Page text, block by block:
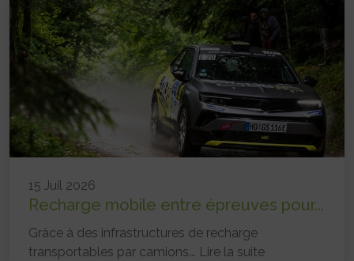
15 Juil 2026
Recharge mobile entre épreuves pour...
Grâce à des infrastructures de recharge
transportables par camions... Lire la suite